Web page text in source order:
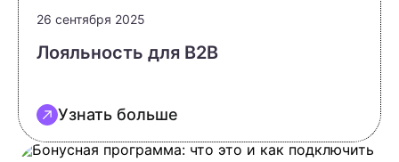
26 сентября 2025
Лояльность для B2B
Узнать больше